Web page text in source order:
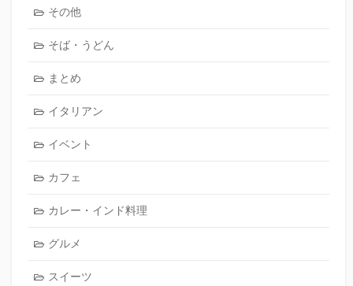
その他
そば・うどん
まとめ
イタリアン
イベント
カフェ
カレー・インド料理
グルメ
スイーツ